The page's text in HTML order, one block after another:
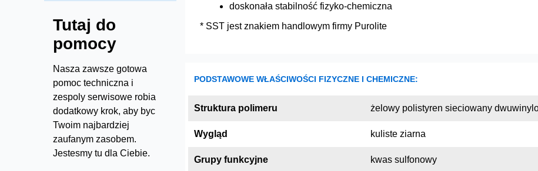
Tutaj do
pomocy
Nasza zawsze gotowa
pomoc techniczna i
zespoly serwisowe robia
dodatkowy krok, aby byc
Twoim najbardziej
zaufanym zasobem.
Jestesmy tu dla Ciebie.
doskonała stabilność fizyko-chemiczna
* SST jest znakiem handlowym firmy Purolite
PODSTAWOWE WŁAŚCIWOŚCI FIZYCZNE I CHEMICZNE:
Struktura polimeru żelowy polistyren sieciowany
Wygląd kuliste ziarna
Grupy funkcyjne kwas sulfonowy